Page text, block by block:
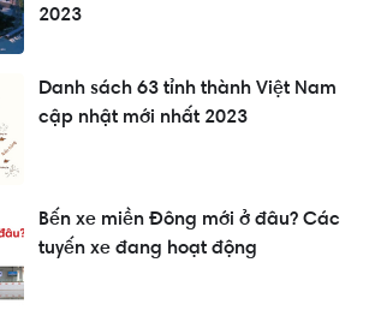
2023
Danh sách 63 tỉnh thành Việt Nam
cập nhật mới nhất 2023
Bến xe miền Đông mới ở đâu? Các
tuyến xe đang hoạt động